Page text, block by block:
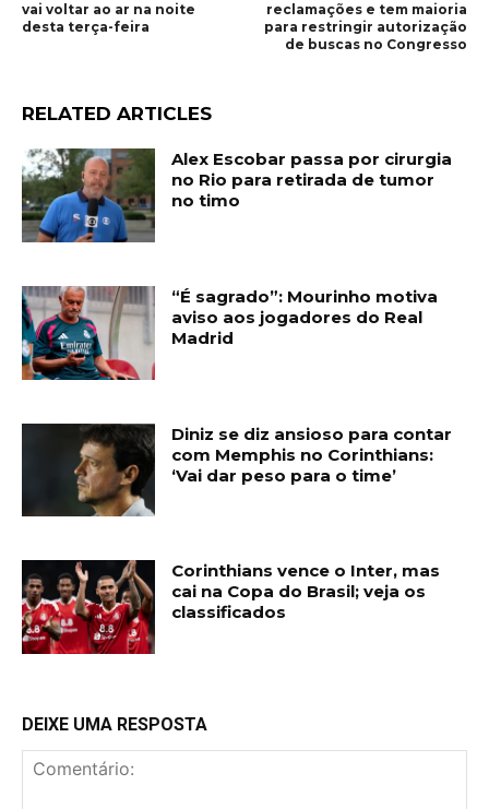
vai voltar ao ar na noite
desta terça-feira
reclamações e tem maioria
para restringir autorização
de buscas no Congresso
RELATED ARTICLES
Alex Escobar passa por cirurgia
no Rio para retirada de tumor
no timo
“É sagrado”: Mourinho motiva
aviso aos jogadores do Real
Madrid
Diniz se diz ansioso para contar
com Memphis no Corinthians:
‘Vai dar peso para o time’
Corinthians vence o Inter, mas
cai na Copa do Brasil; veja os
classificados
DEIXE UMA RESPOSTA